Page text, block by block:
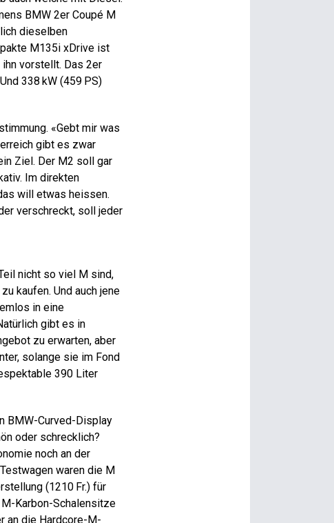
BMW 2er Coupé M
dieselben
M135i xDrive ist
vorstellt. Das 2er
338 kW (459 PS)
«Gebt mir was
gibt es zwar
Ziel. Der M2 soll gar
Im direkten
will etwas heissen.
verschreckt, soll jeder
nicht so viel M sind,
kaufen. Und auch jene
in eine
gibt es in
zu erwarten, aber
solange sie im Fond
390 Liter
BMW-Curved-Display
oder schrecklich?
noch an der
waren die M
(1210 Fr.) für
Karbon-Schalensitze
an die Hardcore-M-